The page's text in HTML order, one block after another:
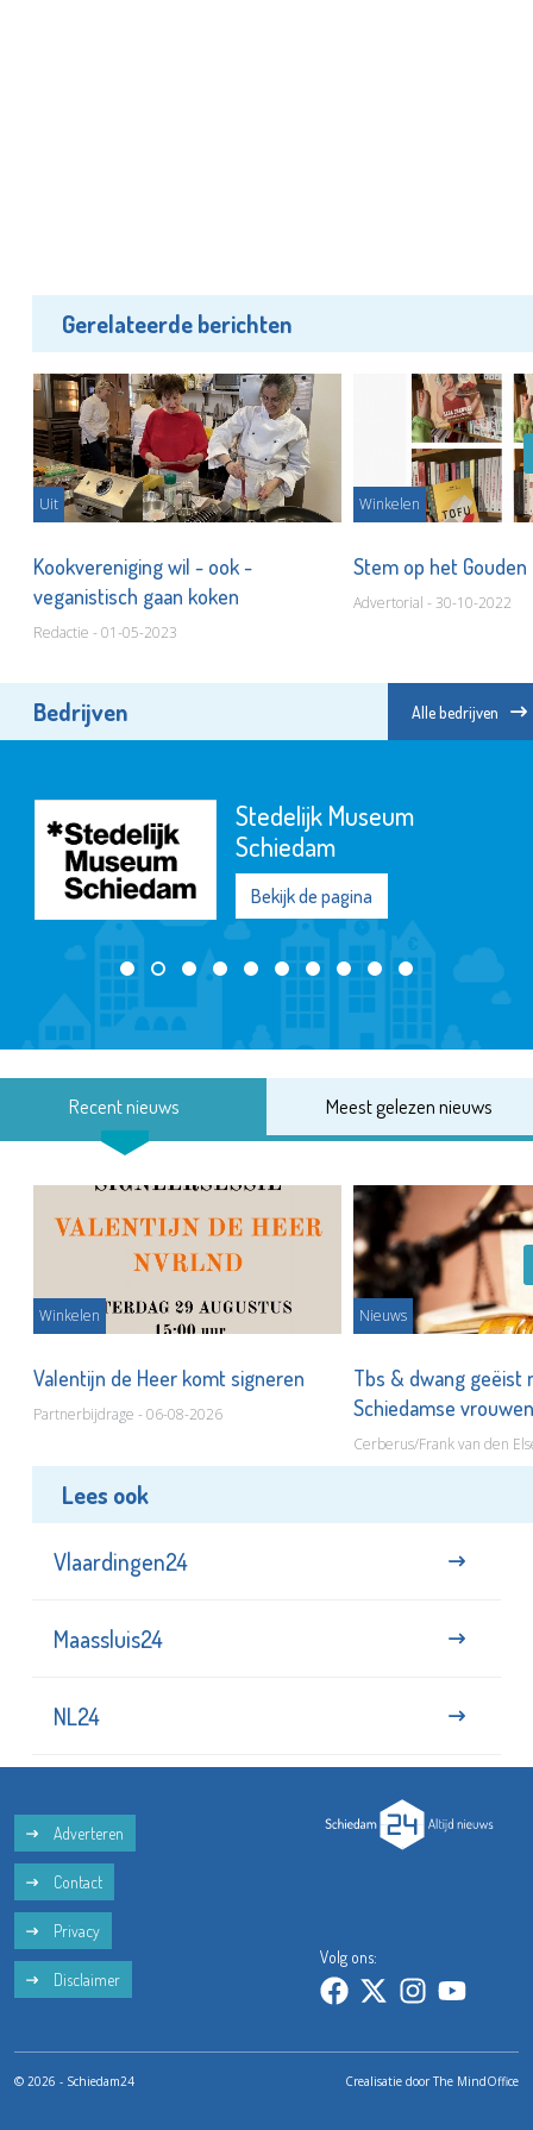
Gerelateerde berichten
Uit
Kookvereniging wil - ook -
veganistisch gaan koken
Redactie - 01-05-2023
Winkelen
Stem op het
Advertorial - 30-10-2022
Bedrijven Alle bedrijven
Stedelijk Museum
Schiedam
Bekijk de pagina
Recent nieuws Meest gelezen nieuws
Winkelen
Valentijn de Heer komt signeren
Partnerbijdrage - 06-08-2026
Nieuws
Tbs & dwang geëist
Schiedamse
Cerberus/Frank van den
Lees ook
Vlaardingen24
Maassluis24
NL24
Adverteren
Contact
Privacy
Disclaimer
Volg ons:
© 2026 - Schiedam24 Crealisatie doorThe MindOffice